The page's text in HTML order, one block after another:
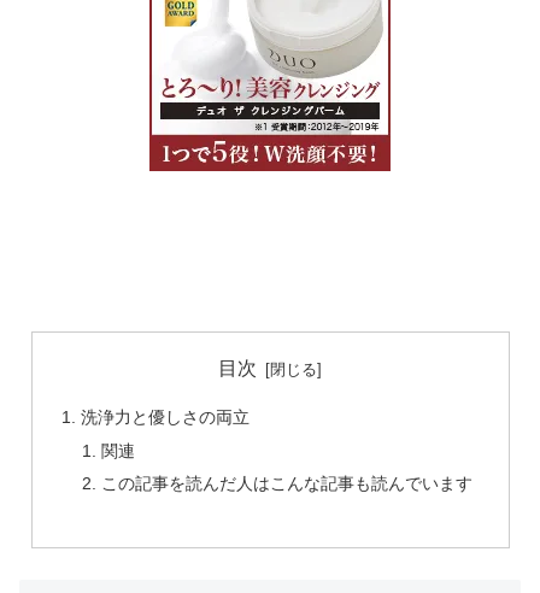
目次
洗浄力と優しさの両立
関連
この記事を読んだ人はこんな記事も読んでいます